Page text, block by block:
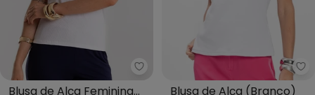
Rovitex - Blusa de Alça
Blusa de Alça Feminina
Blusa de Alça (Branco)